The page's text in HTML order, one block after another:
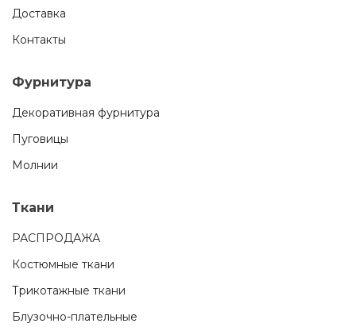
Доставка
Контакты
Фурнитура
Декоративная фурнитура
Пуговицы
Молнии
Ткани
РАСПРОДАЖА
Костюмные ткани
Трикотажные ткани
Блузочно-плательные